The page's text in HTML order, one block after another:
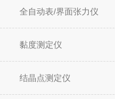
全自动表/界面张力仪
黏度测定仪
结晶点测定仪